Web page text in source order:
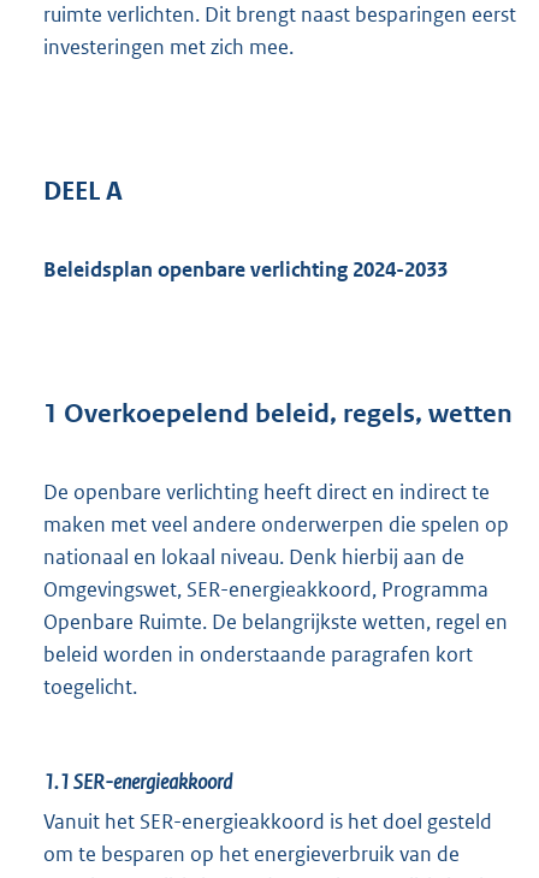
ruimte verlichten. Dit brengt naast besparingen eerst
investeringen met zich mee.
DEEL A
Beleidsplan openbare verlichting 2024-2033
1 Overkoepelend beleid, regels, wetten
De openbare verlichting heeft direct en indirect te
maken met veel andere onderwerpen die spelen op
nationaal en lokaal niveau. Denk hierbij aan de
Omgevingswet, SER-energieakkoord, Programma
Openbare Ruimte. De belangrijkste wetten, regel en
beleid worden in onderstaande paragrafen kort
toegelicht.
1.1SER-energieakkoord
Vanuit het SER-energieakkoord is het doel gesteld
om te besparen op het energieverbruik van de